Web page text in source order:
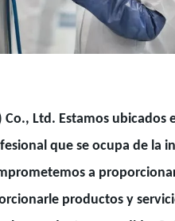
Co., Ltd. Estamos
que se ocupa de la
a
productos y